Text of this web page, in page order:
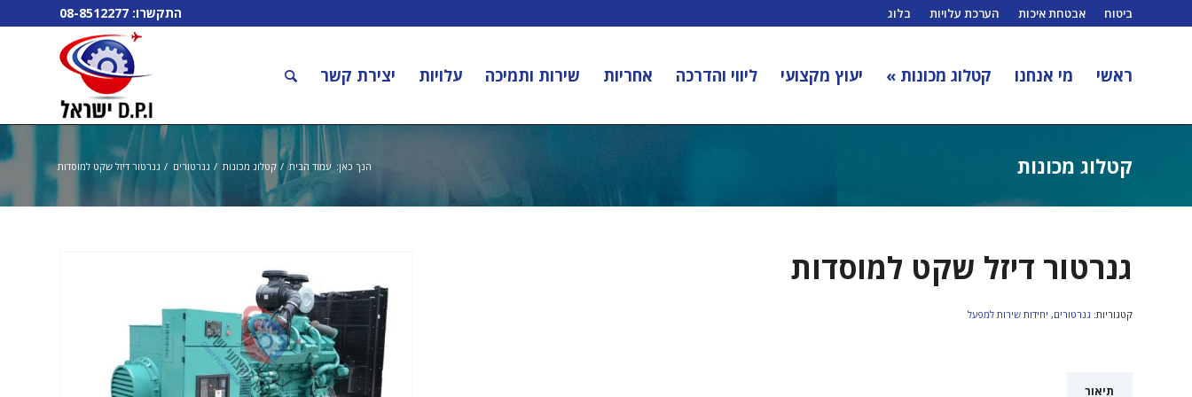
ביטוח אבטחת איכות הערכת עלויות בלוג התקשרו: 08-8512277
ראשי מי אנחנו קטלוג מכונות » יעוץ מקצועי ליווי והדרכה אחריות שירות ותמיכה עלויות יצירת קשר
קטלוג מכונות הנך כאן: עמוד הבית / קטלוג מכונות / גנרטורים / גנרטור דיזל שקט למוסדות
גנרטור דיזל שקט למוסדות
קטגוריות: גנרטורים, יחידות שירות למפעל
תיאור